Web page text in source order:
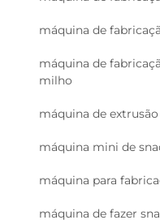
máquina de
máquina de
milho
máquina de
máquina mini de
máquina para
máquina de fazer